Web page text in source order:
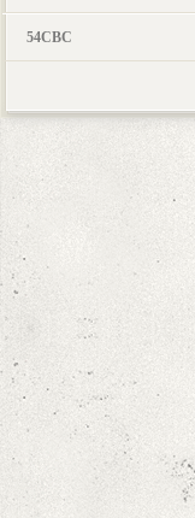
54CBC